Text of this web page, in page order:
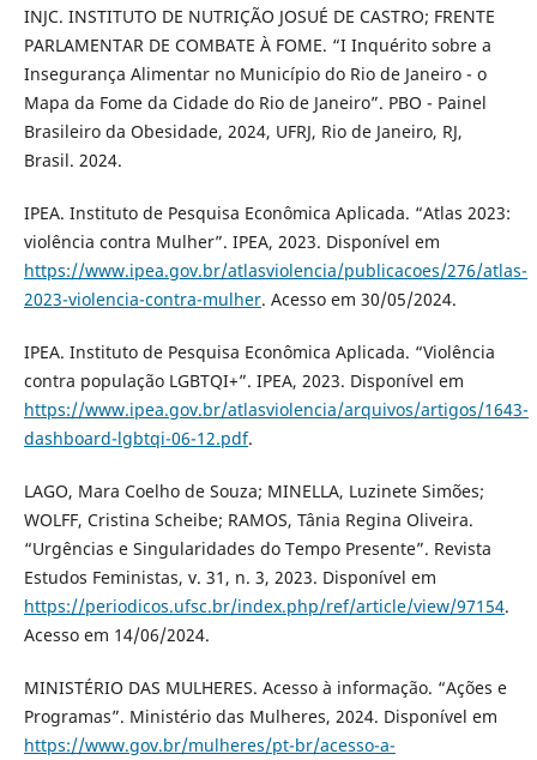
INJC. INSTITUTO DE NUTRIÇÃO JOSUÉ DE CASTRO; FRENTE
PARLAMENTAR DE COMBATE À FOME. “I Inquérito sobre a
Insegurança Alimentar no Município do Rio de Janeiro - o
Mapa da Fome da Cidade do Rio de Janeiro”. PBO - Painel
Brasileiro da Obesidade, 2024, UFRJ, Rio de Janeiro, RJ,
Brasil. 2024.
IPEA. Instituto de Pesquisa Econômica Aplicada. “Atlas 2023:
violência contra Mulher”. IPEA, 2023. Disponível em
https://www.ipea.gov.br/atlasviolencia/publicacoes/276/atlas-
2023-violencia-contra-mulher. Acesso em 30/05/2024.
IPEA. Instituto de Pesquisa Econômica Aplicada. “Violência
contra população LGBTQI+”. IPEA, 2023. Disponível em
https://www.ipea.gov.br/atlasviolencia/arquivos/artigos/1643-
dashboard-lgbtqi-06-12.pdf.
LAGO, Mara Coelho de Souza; MINELLA, Luzinete Simões;
WOLFF, Cristina Scheibe; RAMOS, Tânia Regina Oliveira.
“Urgências e Singularidades do Tempo Presente”. Revista
Estudos Feministas, v. 31, n. 3, 2023. Disponível em
https://periodicos.ufsc.br/index.php/ref/article/view/97154.
Acesso em 14/06/2024.
MINISTÉRIO DAS MULHERES. Acesso à informação. “Ações e
Programas”. Ministério das Mulheres, 2024. Disponível em
https://www.gov.br/mulheres/pt-br/acesso-a-